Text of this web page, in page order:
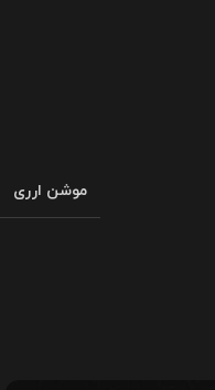
موشن ارری